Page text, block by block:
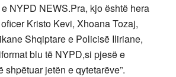
NYPD NEWS.Pra, kjo është hera
Kristo Kevi, Xhoana Tozaj,
Shqiptare e Policisë Iliriane,
blu të NYPD,si pjesë e
jetën e qytetarëve”.